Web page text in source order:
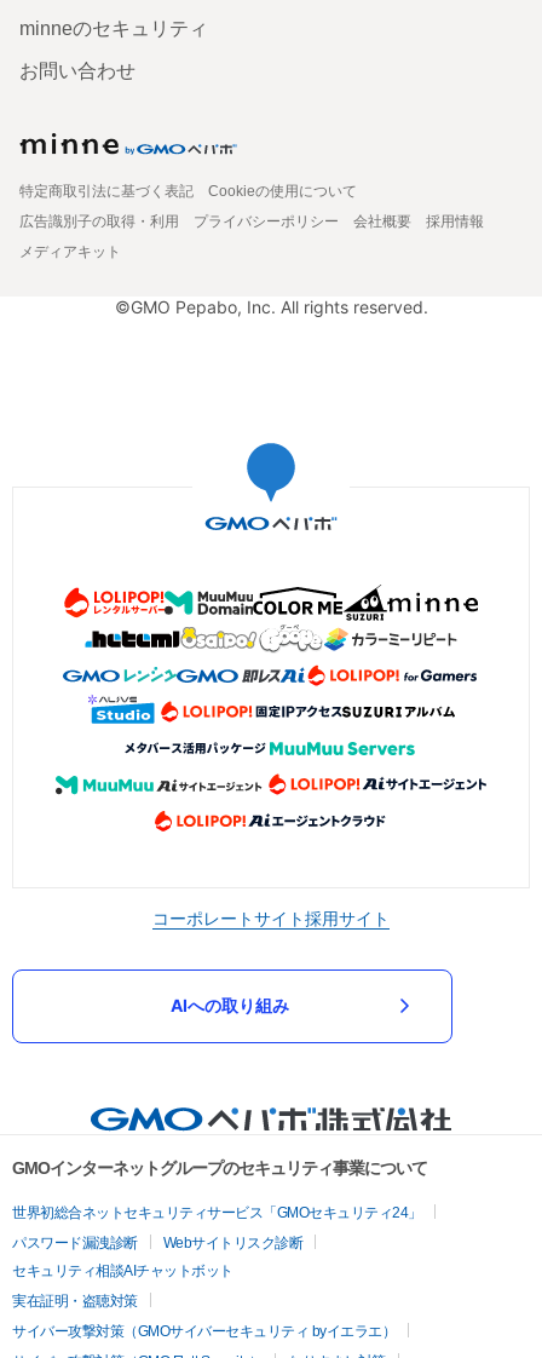
minneのセキュリティ
お問い合わせ
特定商取引法に基づく表記
Cookieの使用について
広告識別子の取得・利用
プライバシーポリシー 会社概要
採用情報
メディアキット
©GMO Pepabo, Inc. All rights reserved.
コーポレートサイト採用サイト
AIへの取り組み
GMOインターネットグループのセキュリティ事業について
世界初総合ネットセキュリティサービス「GMOセキュリティ24」
パスワード漏洩診断
Webサイトリスク診断
セキュリティ相談AIチャットボット
実在証明・盗聴対策
サイバー攻撃対策（GMOサイバーセキュリティ byイエラエ）